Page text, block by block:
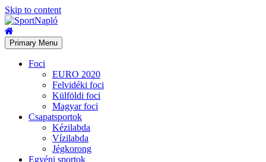
Skip to content
Primary Menu
Foci
EURO 2020
Felvidéki foci
Külföldi foci
Magyar foci
Csapatsportok
Kézilabda
Vízilabda
Jégkorong
Egyéni sportok